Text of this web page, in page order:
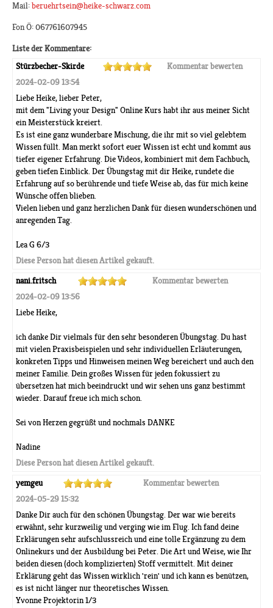
Mail:beruehrtsein@heike-schwarz.com
Fon Ö: 067761607945
Liste der Kommentare:
Stürzbecher-Skirde
Kommentar bewerten
2024-02-09 13:54
Liebe Heike, lieber Peter,
mit dem "Living your Design" Online Kurs habt ihr aus meiner Sicht
ein Meisterstück kreiert.
Es ist eine ganz wunderbare Mischung, die ihr mit so viel gelebtem
Wissen füllt. Man merkt sofort euer Wissen ist echt und kommt aus
tiefer eigener Erfahrung. Die Videos, kombiniert mit dem Fachbuch,
geben tiefen Einblick. Der Übungstag mit dir Heike, rundete die
Erfahrung auf so berührende und tiefe Weise ab, das für mich keine
Wünsche offen blieben.
Vielen lieben und ganz herzlichen Dank für diesen wunderschönen und
anregenden Tag.
Lea G 6/3
Diese Person hat diesen Artikel gekauft.
nani.fritsch
Kommentar bewerten
2024-02-09 13:56
Liebe Heike,
ich danke Dir vielmals für den sehr besonderen Übungstag. Du hast
mit vielen Praxisbeispielen und sehr individuellen Erläuterungen,
konkreten Tipps und Hinweisen meinen Weg bereichert und auch den
meiner Familie. Dein großes Wissen für jeden fokussiert zu
übersetzen hat mich beeindruckt und wir sehen uns ganz bestimmt
wieder. Darauf freue ich mich schon.
Sei von Herzen gegrüßt und nochmals DANKE
Nadine
Diese Person hat diesen Artikel gekauft.
yemgeu
Kommentar bewerten
2024-05-29 15:32
Danke Dir auch für den schönen Übungstag. Der war wie bereits
erwähnt, sehr kurzweilig und verging wie im Flug. Ich fand deine
Erklärungen sehr aufschlussreich und eine tolle Ergänzung zu dem
Onlinekurs und der Ausbildung bei Peter. Die Art und Weise, wie Ihr
beiden diesen (doch komplizierten) Stoff vermittelt. Mit deiner
Erklärung geht das Wissen wirklich 'rein' und ich kann es benützen,
es ist nicht länger nur theoretisches Wissen.
Yvonne Projektorin 1/3